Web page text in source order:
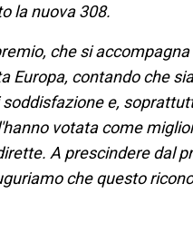
la nuova 308.
che si
Europa, contando che
e,
votata come
A prescindere dal
che questo